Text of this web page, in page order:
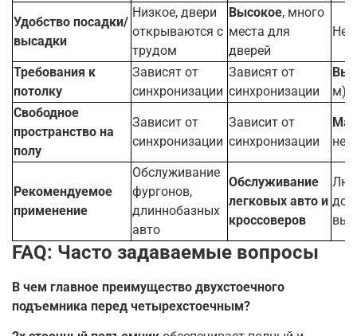
Удобство посадки/
высадки
Низкое, двери
открываются с
трудом
Высокое, много
места для
дверей
Не
Требования к
потолку
Зависят от
синхронизации
Зависят от
синхронизации
м)
Свободное
пространство на
полу
Зависит от
синхронизации
Зависит от
синхронизации
нет
Рекомендуемое
применение
Обслуживание
фургонов,
длиннобазных
авто
Обслуживание
легковых авто и
кроссоверов
FAQ: Часто задаваемые вопросы
В чем главное преимущество двухстоечного
подъемника перед четырехстоечным?